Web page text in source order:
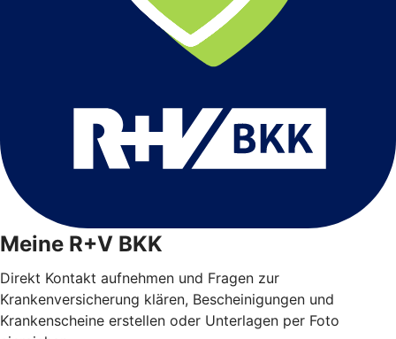
Meine R+V BKK
Direkt Kontakt aufnehmen und Fragen zur
Krankenversicherung klären, Bescheinigungen und
Krankenscheine erstellen oder Unterlagen per Foto